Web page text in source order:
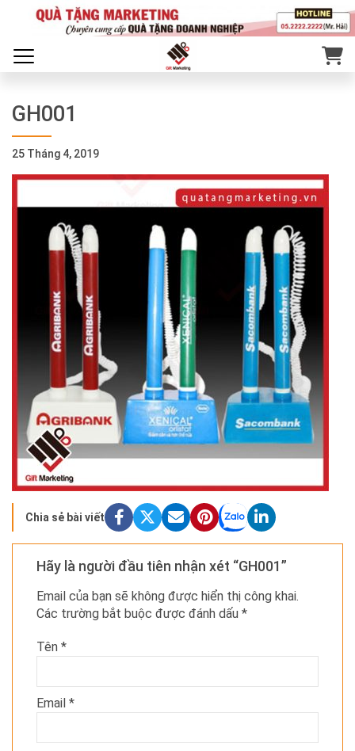
GH001
25 Tháng 4, 2019
Chia sẻ bài viết
Hãy là người đầu tiên nhận xét “GH001”
Email của bạn sẽ không được hiển thị công khai.
Các trường bắt buộc được đánh dấu *
Tên *
Email *